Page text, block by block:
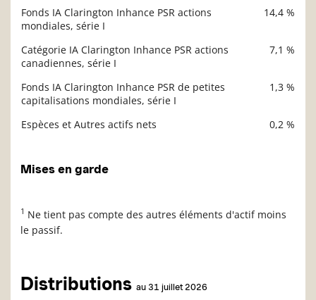
Fonds IA Clarington Inhance PSR actions
mondiales, série I
14,4 %
Catégorie IA Clarington Inhance PSR actions
canadiennes, série I
7,1 %
Fonds IA Clarington Inhance PSR de petites
capitalisations mondiales, série I
1,3 %
Espèces et Autres actifs nets 0,2 %
Mises en garde
1 Ne tient pas compte des autres éléments d'actif moins
le passif.
Distributions au 31 juillet 2026